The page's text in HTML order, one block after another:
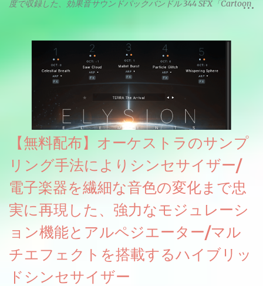
度で収録した、効果音サウンドパックバンドル 344 SFX「Cartoon
【無料配布】オーケストラのサンプ
リング手法によりシンセサイザー/
電子楽器を繊細な音色の変化まで忠
実に再現した、強力なモジュレーシ
ョン機能とアルペジエーター/マル
チエフェクトを搭載するハイブリッ
ドシンセサイザー